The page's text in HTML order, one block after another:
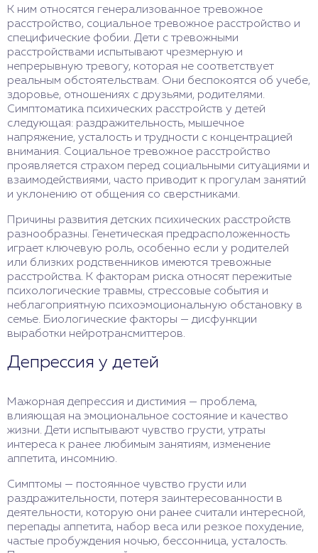
К ним относятся генерализованное тревожное
расстройство, социальное тревожное расстройство и
специфические фобии. Дети с тревожными
расстройствами испытывают чрезмерную и
непрерывную тревогу, которая не соответствует
реальным обстоятельствам. Они беспокоятся об учебе,
здоровье, отношениях с друзьями, родителями.
Симптоматика психических расстройств у детей
следующая: раздражительность, мышечное
напряжение, усталость и трудности с концентрацией
внимания. Социальное тревожное расстройство
проявляется страхом перед социальными ситуациями и
взаимодействиями, часто приводит к прогулам занятий
и уклонению от общения со сверстниками.
Причины развития детских психических расстройств
разнообразны. Генетическая предрасположенность
играет ключевую роль, особенно если у родителей
или близких родственников имеются тревожные
расстройства. К факторам риска относят пережитые
психологические травмы, стрессовые события и
неблагоприятную психоэмоциональную обстановку в
семье. Биологические факторы — дисфункции
выработки нейротрансмиттеров.
Депрессия у детей
Мажорная депрессия и дистимия — проблема,
влияющая на эмоциональное состояние и качество
жизни. Дети испытывают чувство грусти, утраты
интереса к ранее любимым занятиям, изменение
аппетита, инсомнию.
Симптомы — постоянное чувство грусти или
раздражительности, потеря заинтересованности в
деятельности, которую они ранее считали интересной,
перепады аппетита, набор веса или резкое похудение,
частые пробуждения ночью, бессонница, усталость.